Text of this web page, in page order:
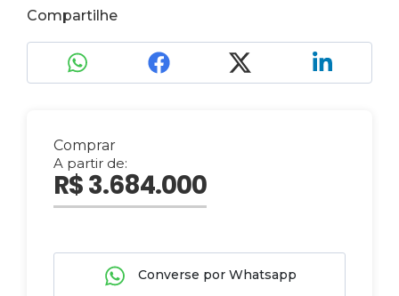
Compartilhe
Comprar
A partir de:
R$ 3.684.000
Converse por Whatsapp